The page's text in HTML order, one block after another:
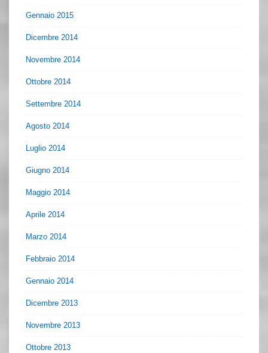
Gennaio 2015
Dicembre 2014
Novembre 2014
Ottobre 2014
Settembre 2014
Agosto 2014
Luglio 2014
Giugno 2014
Maggio 2014
Aprile 2014
Marzo 2014
Febbraio 2014
Gennaio 2014
Dicembre 2013
Novembre 2013
Ottobre 2013